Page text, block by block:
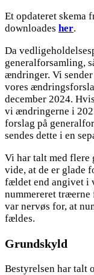
Et opdateret skema
downloades her.
Da
generalforsamling,
ændringer. Vi
vores
december 2024.
vi ændringerne i
forslag på
sendes dette i en
Vi har talt med flere
vide, at de er glade
fældet end angivet i
nummereret træerne
var nervøs for, at
fældes.
Grundskyld
Bestyrelsen har talt